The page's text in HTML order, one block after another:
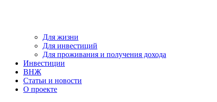
Для жизни
Для инвестиций
Для проживания и получения дохода
Инвестиции
ВНЖ
Статьи и новости
О проекте